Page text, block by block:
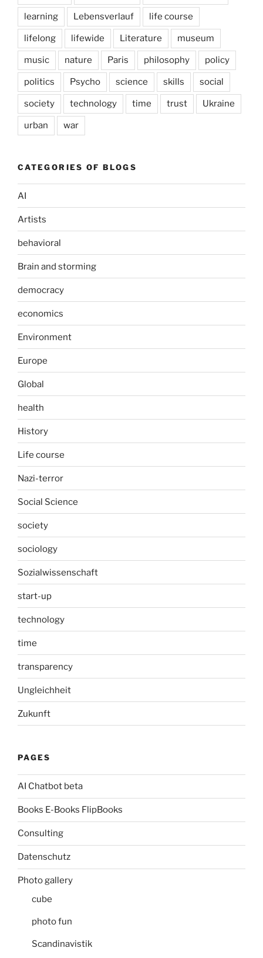
learning Lebensverlauf life course
lifelong lifewide Literature museum
music nature Paris philosophy policy
politics Psycho science skills social
society technology time trust Ukraine
urban war
CATEGORIES OF BLOGS
AI
Artists
behavioral
Brain and storming
democracy
economics
Environment
Europe
Global
health
History
Life course
Nazi-terror
Social Science
society
sociology
Sozialwissenschaft
start-up
technology
time
transparency
Ungleichheit
Zukunft
PAGES
AI Chatbot beta
Books E-Books FlipBooks
Consulting
Datenschutz
Photo gallery
cube
photo fun
Scandinavistik